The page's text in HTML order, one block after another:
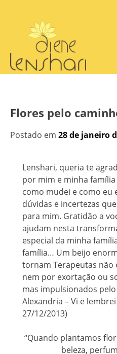
content
Flores pelo
Postado em 28 de janeiro
Lenshari, queria te
por mim e minha
como mudei e como eu
dúvidas e incertezas
para mim. Gratidão a
ajudam nesta
especial da minha
família… Um beijo
tornam Terapeutas não
nem por exortação ou
mas impulsionados
Alexandria – Vi e lembrei
27/12/2013)
“Quando plantamos
beleza,